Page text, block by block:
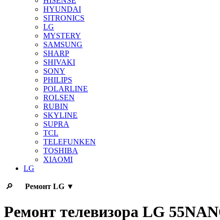
HYUNDAI
SITRONICS
LG
MYSTERY
SAMSUNG
SHARP
SHIVAKI
SONY
PHILIPS
POLARLINE
ROLSEN
RUBIN
SKYLINE
SUPRA
TCL
TELEFUNKEN
TOSHIBA
XIAOMI
LG
🔎 Ремонт LG ▼
Ремонт телевизора LG